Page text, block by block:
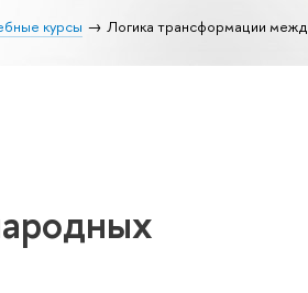
курсы Логика трансформации